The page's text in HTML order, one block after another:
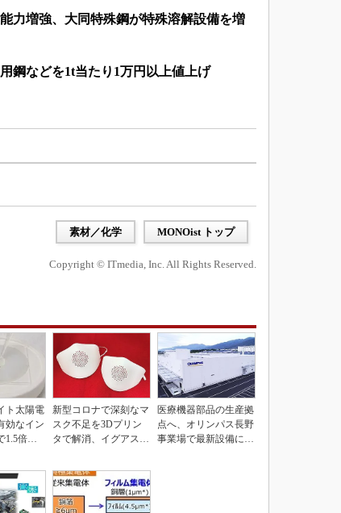
力増強、大同特殊鋼が特殊溶解設備を増
鋼などを1t当たり1万円以上値上げ
素材／化学 MONOist トップ
Copyright © ITmedia, Inc. All Rights Reserved.
ト太陽電
効なイン
倍の
新型コロナで深刻なマ
スク不足を3Dプリン
タで解消、イグアスが
医療機器部品の生産拠
点へ、オリンパス長野
事業場で最新設備に機